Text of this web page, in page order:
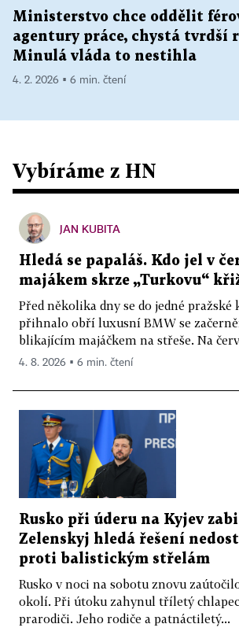
Ministerstvo chce oddělit
agentury práce, chystá tvrdší
Minulá vláda to nestihla
4. 2. 2026 ▪ 6 min. čtení
Vybíráme z HN
JAN KUBITA
Hledá se papaláš. Kdo jel v
majákem skrze „Turkovu“
Před několika dny se do jedné
přihnalo obří luxusní BMW se
blikajícím majáčkem na střeše. Na
4. 8. 2026 ▪ 6 min. čtení
Rusko při úderu na Kyjev
Zelenskyj hledá řešení
proti balistickým střelám
Rusko v noci na sobotu znovu
okolí. Při útoku zahynul tříletý
prarodiči. Jeho rodiče a patnáctiletý...